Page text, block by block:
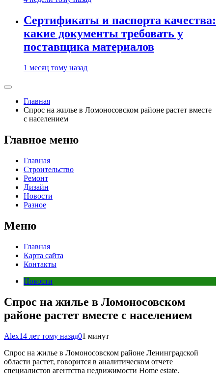
Сертификаты и паспорта качества:
какие документы требовать у
поставщика материалов
1 месяц тому назад
Главная
Спрос на жилье в Ломоносовском районе растет вместе
с населением
Главное меню
Главная
Строительство
Ремонт
Дизайн
Новости
Разное
Меню
Главная
Карта сайта
Контакты
Новости
Спрос на жилье в Ломоносовском
районе растет вместе с населением
Alex14 лет тому назад01 минут
Спрос на жилье в Ломоносовском районе Ленинградской
области растет, говорится в аналитическом отчете
специалистов агентства недвижимости Home estate.